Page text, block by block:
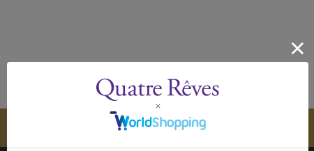
メールマガジンのご案内